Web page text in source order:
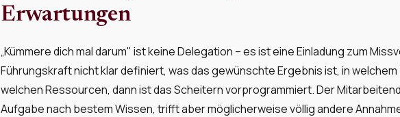
Erwartungen
„Kümmere dich mal darum" ist keine Delegation – es ist eine Einladung zum
Führungskraft nicht klar definiert, was das gewünschte Ergebnis ist, in
welchen Ressourcen, dann ist das Scheitern vorprogrammiert. Der
Aufgabe nach bestem Wissen, trifft aber möglicherweise völlig andere